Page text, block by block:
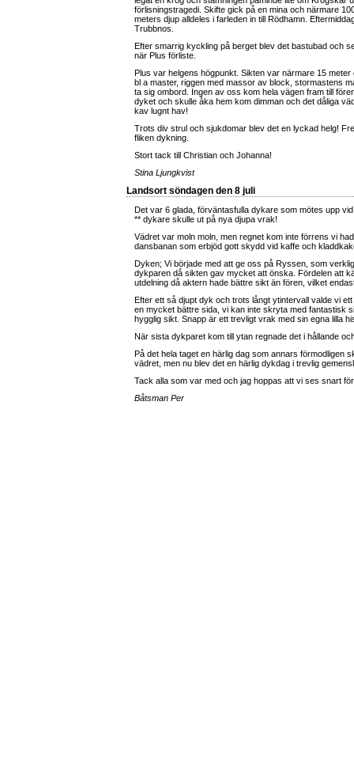
förlisningstragedi. Skifte gick på en mina och närmare
meters djup alldeles i farleden in till Rödhamn.
Trubbnos.
Efter smarrig kyckling på berget blev det bastubad och
när Plus förliste.
Plus var helgens högpunkt. Sikten var närmare 15
bl a master, riggen med massor av block, stormastens
ta sig ombord. Ingen av oss kom hela vägen fram till
dyket och skulle åka hem kom dimman och det dåliga
kav lugnt hav!
Trots div strul och sjukdomar blev det en lyckad helg!
fliken dykning.
Stort tack till Christian och Johanna!
Stina Ljungkvist
Landsort söndagen den 8 juli
Det var 6 glada, förväntasfulla dykare som mötes upp
** dykare skulle ut på nya djupa vrak!
Vädret var moln moln, men regnet kom inte förrens vi
dansbanan som erbjöd gott skydd vid kaffe och
Dyken; Vi började med att ge oss på Ryssen, som
dykparen då sikten gav mycket att önska. Fördelen att
utdelning då aktern hade bättre sikt än fören, vilket
Efter ett så djupt dyk och trots långt ytintervall valde vi
en mycket bättre sida, vi kan inte skryta med fantastisk
hygglig sikt. Snapp är ett trevligt vrak med sin egna lilla
När sista dykparet kom till ytan regnade det i hållande
På det hela taget en härlig dag som annars förmodligen
vädret, men nu blev det en härlig dykdag i trevlig
Tack alla som var med och jag hoppas att vi ses snart
Båtsman Per